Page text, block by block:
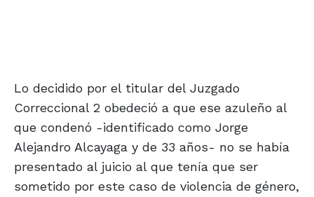
Lo decidido por el titular del Juzgado
Correccional 2 obedeció a que ese azuleño al
que condenó -identificado como Jorge
Alejandro Alcayaga y de 33 años- no se había
presentado al juicio al que tenía que ser
sometido por este caso de violencia de género,